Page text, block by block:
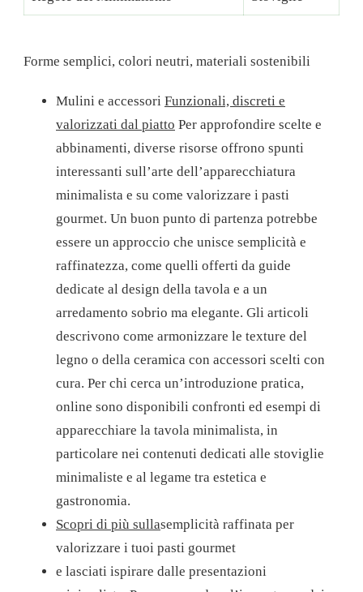
Forme semplici, colori neutri, materiali sostenibili
Mulini e accessori Funzionali, discreti e
valorizzati dal piatto Per approfondire scelte e
abbinamenti, diverse risorse offrono spunti
interessanti sull’arte dell’apparecchiatura
minimalista e su come valorizzare i pasti
gourmet. Un buon punto di partenza potrebbe
essere un approccio che unisce semplicità e
raffinatezza, come quelli offerti da guide
dedicate al design della tavola e a un
arredamento sobrio ma elegante. Gli articoli
descrivono come armonizzare le texture del
legno o della ceramica con accessori scelti con
cura. Per chi cerca un’introduzione pratica,
online sono disponibili confronti ed esempi di
apparecchiare la tavola minimalista, in
particolare nei contenuti dedicati alle stoviglie
minimaliste e al legame tra estetica e
gastronomia.
Scopri di più sullasemplicità raffinata per
valorizzare i tuoi pasti gourmet
e lasciati ispirare dalle presentazioni